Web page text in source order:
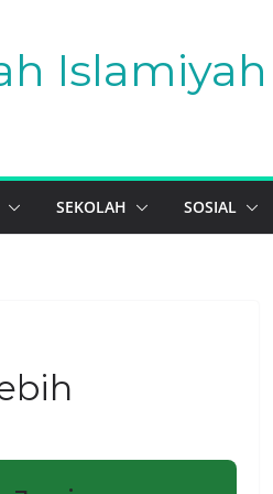
SEKOLAH SOSIAL